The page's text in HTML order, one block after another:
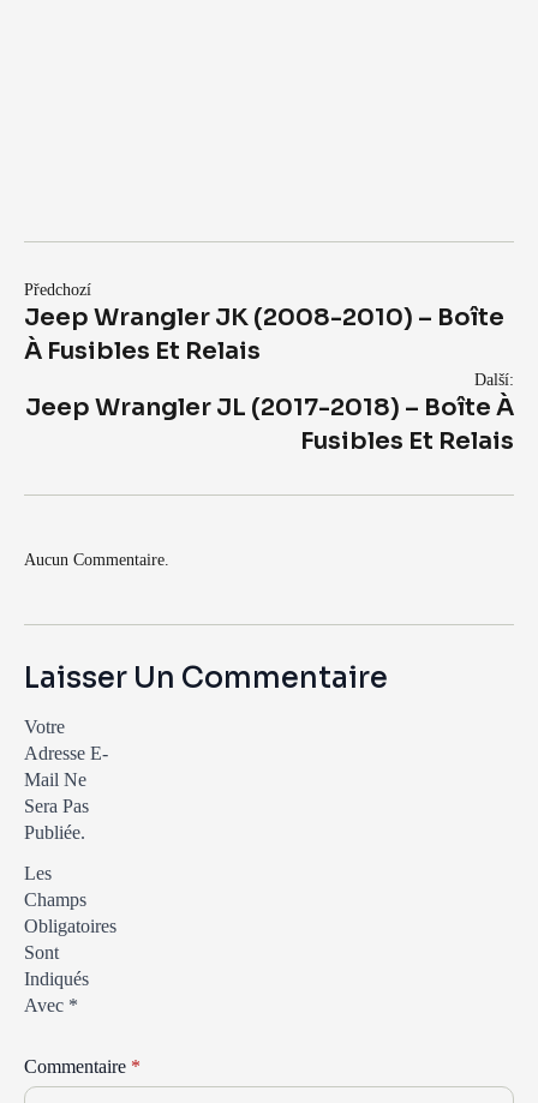
Předchozí
Jeep Wrangler JK (2008-2010) – Boîte
À Fusibles Et Relais
Další:
Jeep Wrangler JL (2017-2018) – Boîte À
Fusibles Et Relais
Aucun Commentaire.
Laisser Un Commentaire
Votre
Adresse E-
Mail Ne
Sera Pas
Publiée.
Les
Champs
Obligatoires
Sont
Indiqués
Avec *
Commentaire *